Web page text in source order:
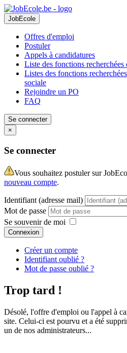
JobEcole
Offres d'emploi
Postuler
Appels à candidatures
Liste des fonctions recherchées
Listes des fonctions
sociale
Rejoindre un PO
FAQ
Se connecter
×
Se connecter
Vous souhaitez postuler sur
nouveau compte.
Identifiant (adresse mail)
Mot de passe
Se souvenir de moi
Connexion
Créer un compte
Identifiant oublié ?
Mot de passe oublié ?
Trop tard !
Désolé, l'offre d'emploi ou l'appel à
site. Celui-ci est pourvu et a été
un de nos administrateurs...